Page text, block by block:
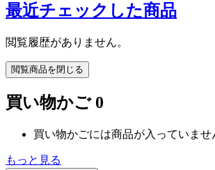
最近チェックした商品
閲覧履歴がありません。
閲覧商品を閉じる
買い物かご 0
買い物かごには商品が入っていませ
もっと見る